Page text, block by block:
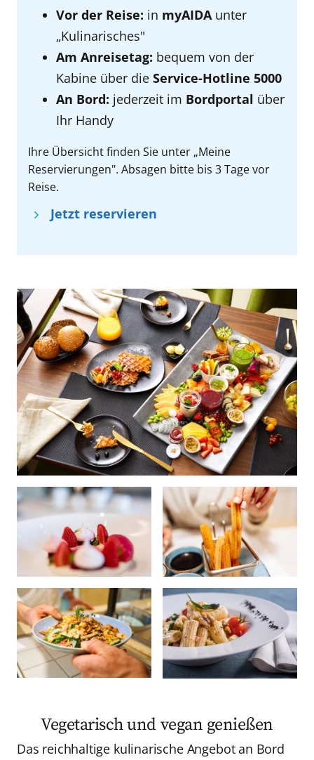
Vor der Reise: in myAIDAunter
„Kulinarisches"
Am Anreisetag: bequem von der
Kabine über die Service-Hotline 5000
An Bord: jederzeit im Bordportal über
Ihr Handy
Ihre Übersicht finden Sie unter „Meine
Reservierungen". Absagen bitte bis 3 Tage vor
Reise.
Jetzt reservieren
Vegetarisch und vegan genießen
Das reichhaltige kulinarische Angebot an Bord